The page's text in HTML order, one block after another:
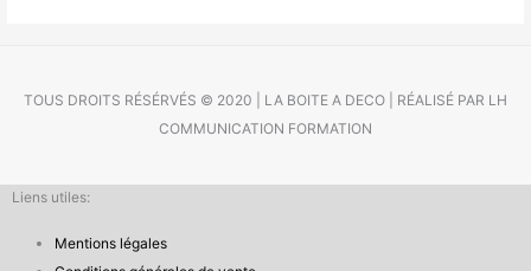
TOUS DROITS RÉSÉRVÉS © 2020 | LA BOITE A DECO | RÉALISÉ PAR LH
COMMUNICATION FORMATION
Liens utiles:
Mentions légales